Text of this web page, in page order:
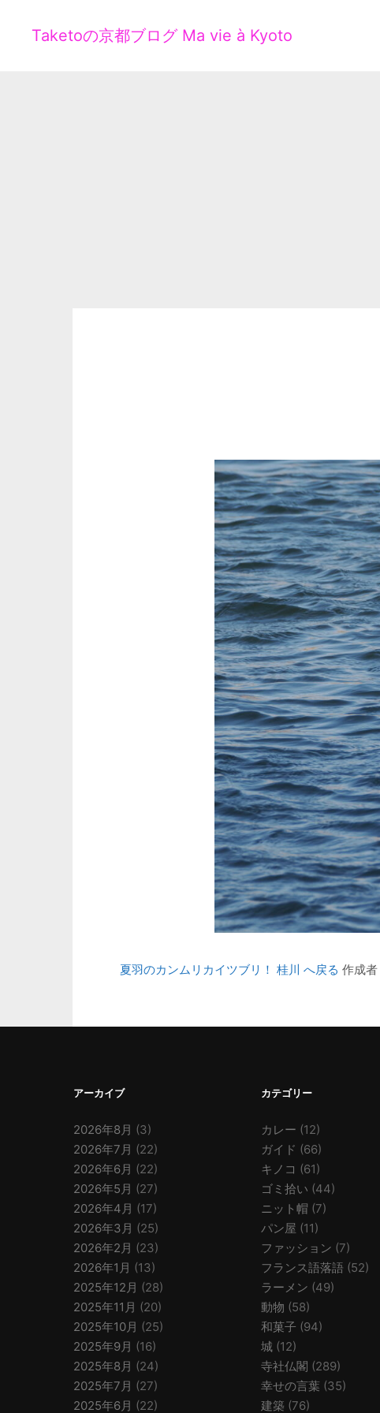
Taketoの京都ブログ Ma vie à Kyoto
夏羽のカンムリカイツブリ！ 桂川 へ戻る 作成者
アーカイブ
2026年8月 (3)
2026年7月 (22)
2026年6月 (22)
2026年5月 (27)
2026年4月 (17)
2026年3月 (25)
2026年2月 (23)
2026年1月 (13)
2025年12月 (28)
2025年11月 (20)
2025年10月 (25)
2025年9月 (16)
2025年8月 (24)
2025年7月 (27)
2025年6月 (22)
カテゴリー
カレー (12)
ガイド (66)
キノコ (61)
ゴミ拾い (44)
ニット帽 (7)
パン屋 (11)
ファッション (7)
フランス語落語 (52)
ラーメン (49)
動物 (58)
和菓子 (94)
城 (12)
寺社仏閣 (289)
幸せの言葉 (35)
建築 (76)